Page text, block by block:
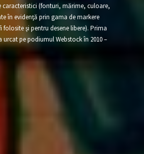
caracteristici (fonturi, mărime, culoare,
în evidenţă prin gama de markere
şi pentru desene libere). Prima
urcat pe podiumul Webstock în 2010 –